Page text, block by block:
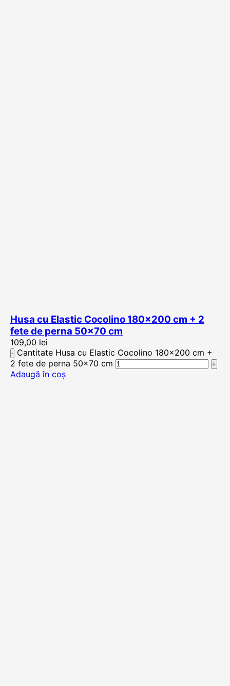
Husa cu Elastic Cocolino 180×200 cm + 2
fete de perna 50×70 cm
109,00 lei
Cantitate Husa cu Elastic Cocolino 180x200 cm +
2 fete de perna 50x70 cm
Adaugă în coș